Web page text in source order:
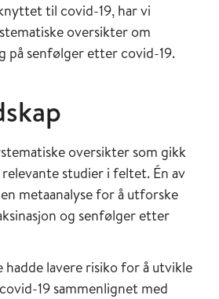
til covid-19, har vi
oversikter om
på senfølger etter covid-19.
oversikter som gikk
studier i feltet. Én av
metaanalyse for å utforske
og senfølger etter
hadde lavere risiko for å utvikle
19 sammenlignet med